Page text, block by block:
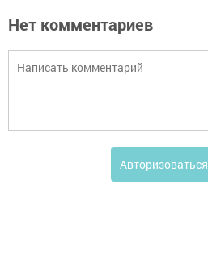
Нет комментариев
Авторизоваться